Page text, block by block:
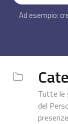
Tutte le
del